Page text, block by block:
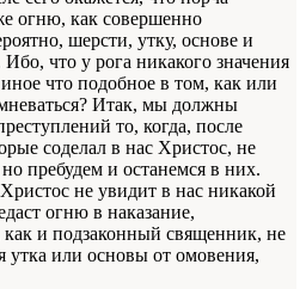
огню, как совершенно
шерсти, утку, основе и
Ибо, что у рога никакого значения
что подобное в том, как или
Итак, мы должны
то, когда, после
соделал в нас Христос, не
пребудем и останемся в них.
не увидит в нас никакой
огню в наказание,
и подзаконный священник, не
утка или основы от омовения,